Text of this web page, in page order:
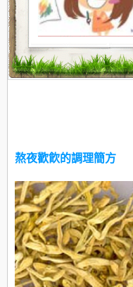
熬夜歡飮的調理簡方